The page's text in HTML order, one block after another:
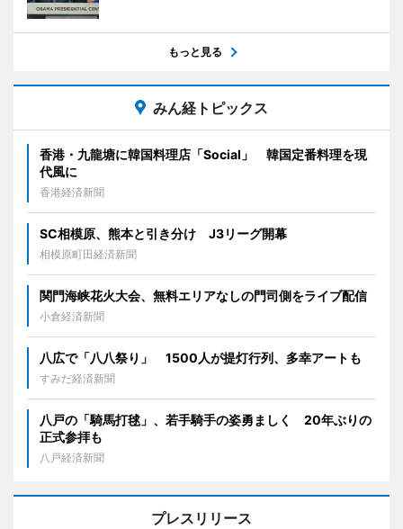
もっと見る
みん経トピックス
香港・九龍塘に韓国料理店「Social」 韓国定番料理を現
代風に
香港経済新聞
SC相模原、熊本と引き分け J3リーグ開幕
相模原町田経済新聞
関門海峡花火大会、無料エリアなしの門司側をライブ配信
小倉経済新聞
八広で「八八祭り」 1500人が提灯行列、多幸アートも
すみだ経済新聞
八戸の「騎馬打毬」、若手騎手の姿勇ましく 20年ぶりの
正式参拝も
八戸経済新聞
プレスリリース